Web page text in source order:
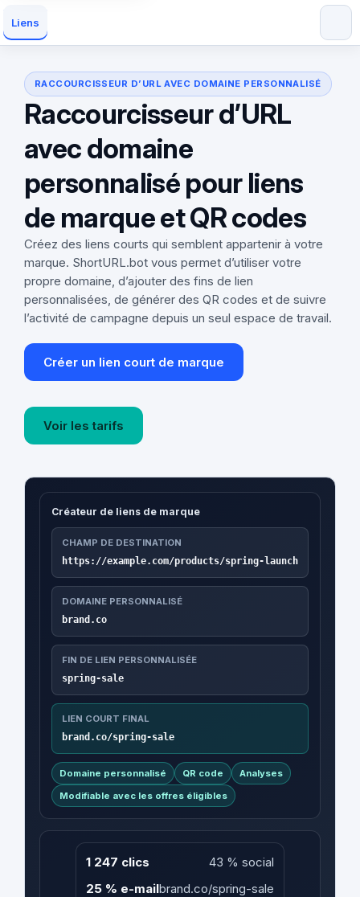
Liens
RACCOURCISSEUR D’URL AVEC DOMAINE PERSONNALISÉ
Raccourcisseur d’URL
avec domaine
personnalisé pour liens
de marque et QR codes
Créez des liens courts qui semblent appartenir à votre
marque. ShortURL.bot vous permet d’utiliser votre
propre domaine, d’ajouter des fins de lien
personnalisées, de générer des QR codes et de suivre
l’activité de campagne depuis un seul espace de travail.
Créer un lien court de marque
Voir les tarifs
Créateur de liens de marque
CHAMP DE DESTINATION
https://example.com/products/spring-launch
DOMAINE PERSONNALISÉ
brand.co
FIN DE LIEN PERSONNALISÉE
spring-sale
LIEN COURT FINAL
brand.co/spring-sale
Domaine personnalisé QR code
Analyses
Modifiable avec les offres éligibles
1 247 clics
43 % social
25 % e-mailbrand.co/spring-sale